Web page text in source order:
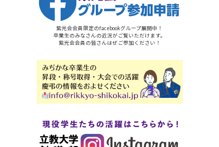
紫光会会員限定のfacebookグループ展開中！
卒業生のみなさんの近況がご覧いただけます。
紫光会会員の皆さんはぜご参加ください！